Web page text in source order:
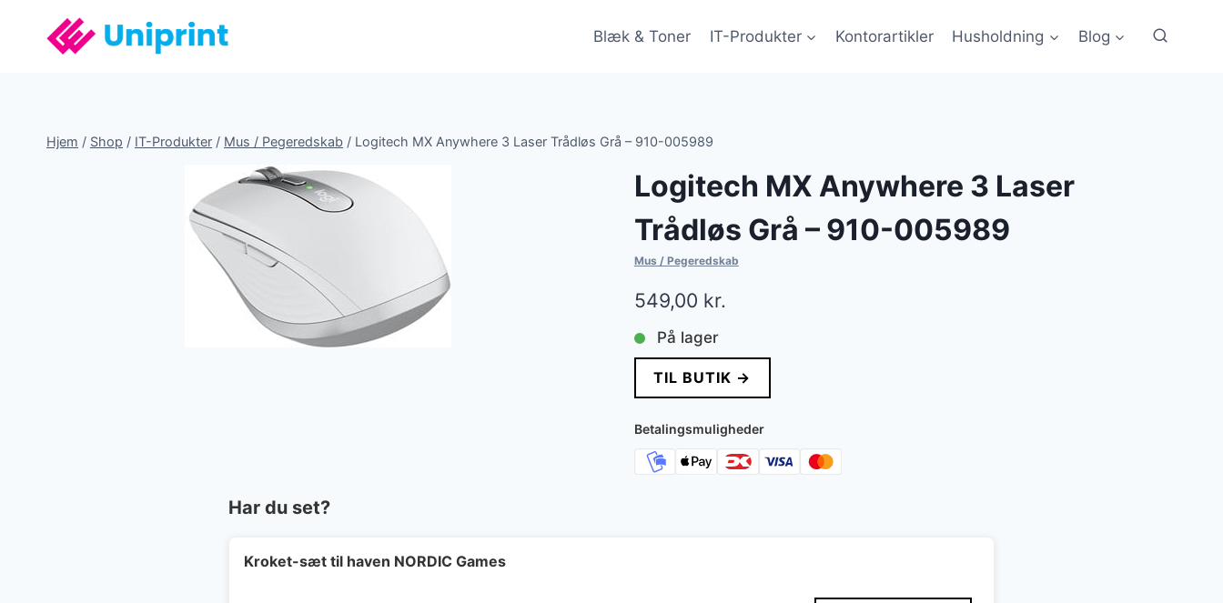
Blæk & Toner IT-Produkter Kontorartikler Husholdning Blog
Hjem / Shop / IT-Produkter / Mus / Pegeredskab / Logitech MX Anywhere 3 Laser Trådløs Grå – 910-005989
Logitech MX Anywhere 3 Laser
Trådløs Grå – 910-005989
Mus / Pegeredskab
549,00 kr.
På lager
TIL BUTIK →
Betalingsmuligheder
Har du set?
Kroket-sæt til haven NORDIC Games